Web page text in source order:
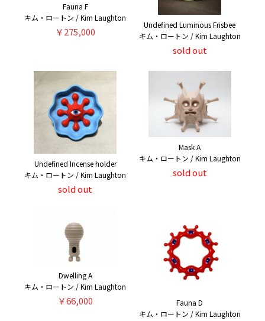
Fauna F
キム・ロートン / Kim Laughton
￥275,000
Undefined Luminous Frisbee
キム・ロートン / Kim Laughton
sold out
Undefined Incense holder
キム・ロートン / Kim Laughton
sold out
Mask A
キム・ロートン / Kim Laughton
sold out
Dwelling A
キム・ロートン / Kim Laughton
￥66,000
Fauna D
キム・ロートン / Kim Laughton